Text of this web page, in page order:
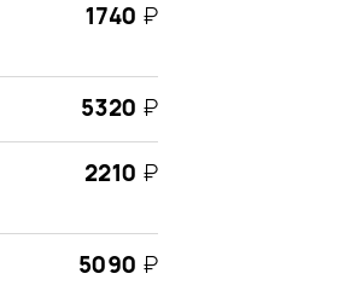
1740 ₽
5320 ₽
2210 ₽
5090 ₽